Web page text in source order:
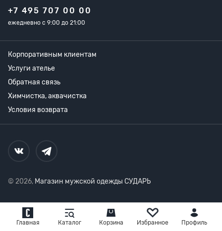
Главная Каталог Корзина Избранное Профиль
+7 495 707 00 00
ежедневно с 9:00 до 21:00
Корпоративным клиентам
Услуги ателье
Обратная связь
Химчистка, аквачистка
Условия возврата
© 2026, Магазин мужской одежды СУДАРЬ